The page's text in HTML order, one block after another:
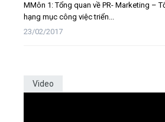
MMôn 1: Tổng quan về PR- Marketing –
hạng mục công việc triển...
23/02/2017
Video